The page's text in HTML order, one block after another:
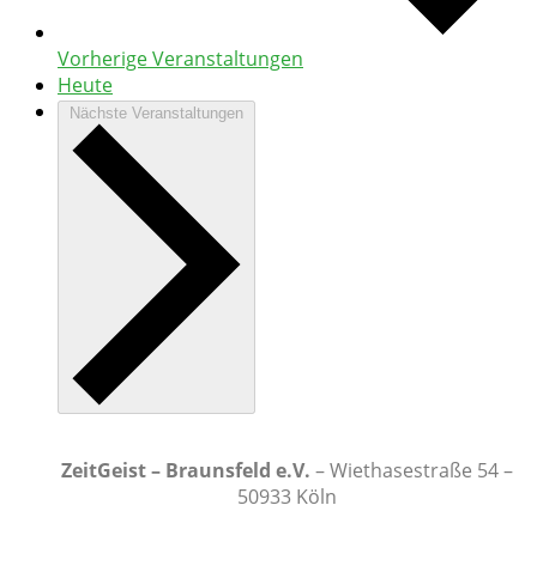
VorherigeVeranstaltungen
Heute
Nächste Veranstaltungen
ZeitGeist – Braunsfeld e.V. – Wiethasestraße 54 –
50933 Köln